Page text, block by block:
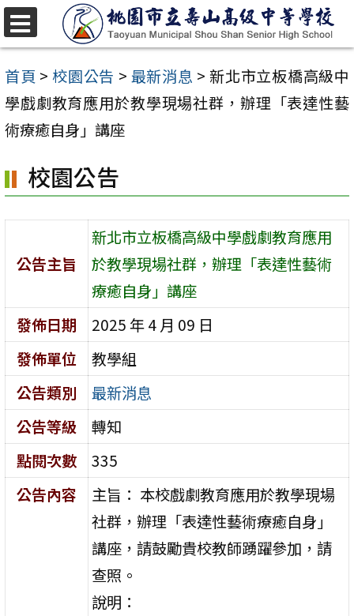
跳
至
主
要
內
區
首頁 > 校園公告 > 最新消息 > 新北市立板橋高級中
學戲劇教育應用於教學現場社群，辦理「表達性藝
術療癒自身」講座
校園公告
公告主旨
新北市立板橋高級中學戲劇教育應用
於教學現場社群，辦理「表達性藝術
療癒自身」講座
發佈日期
2025 年 4 月 09 日
發佈單位
教學組
公告類別
最新消息
公告等級
轉知
點閱次數
335
公告內容
主旨： 本校戲劇教育應用於教學現場
社群，辦理「表達性藝術療癒自身」
講座，請鼓勵貴校教師踴躍參加，請
查照。
說明：
選
單